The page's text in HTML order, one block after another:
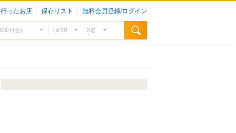
行ったお店 保存リスト 無料会員登録/ログイン